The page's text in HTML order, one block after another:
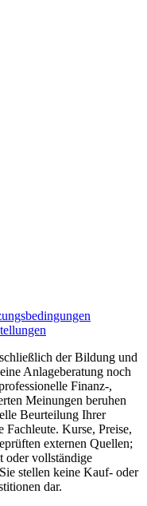
der Bildung und
Anlageberatung noch
Finanz-,
Meinungen beruhen
Beurteilung Ihrer
Fachleute. Kurse, Preise,
externen Quellen;
oder vollständige
stellen keine Kauf- oder
dar.